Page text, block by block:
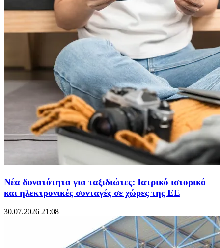
Νέα δυνατότητα για ταξιδιώτες: Ιατρικό ιστορικό
και ηλεκτρονικές συνταγές σε χώρες της ΕΕ
30.07.2026 21:08